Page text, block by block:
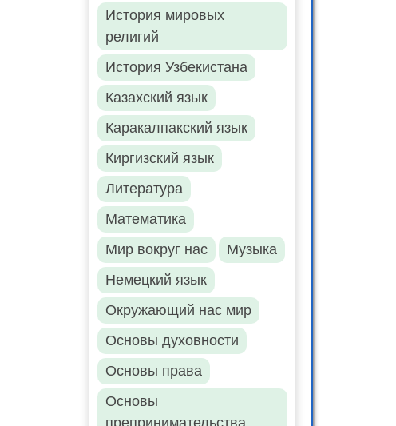
История мировых
религий
История Узбекистана
Казахский язык
Каракалпакский язык
Киргизский язык
Литература
Математика
Мир вокруг нас
Музыка
Немецкий язык
Окружающий нас мир
Основы духовности
Основы права
Основы